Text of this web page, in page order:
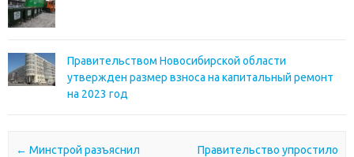
Правительством Новосибирской области
утвержден размер взноса на капитальный ремонт
на 2023 год
Почтовая навигация
← Минстрой разъяснил
Правительство упростило